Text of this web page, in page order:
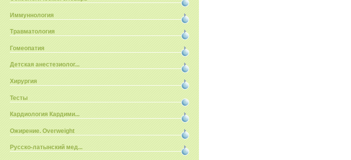
Иммуннология
Травматология
Гомеопатия
Детская анестезиолог...
Хирургия
Тесты
Кардиология Кардими...
Ожирение. Overweight
Русско-латынский мед...